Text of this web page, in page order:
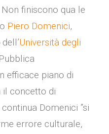
finiscono qua le
Piero Domenici,
dell’Università degli
efficace piano di
il concetto di
Domenici ”si
errore culturale,